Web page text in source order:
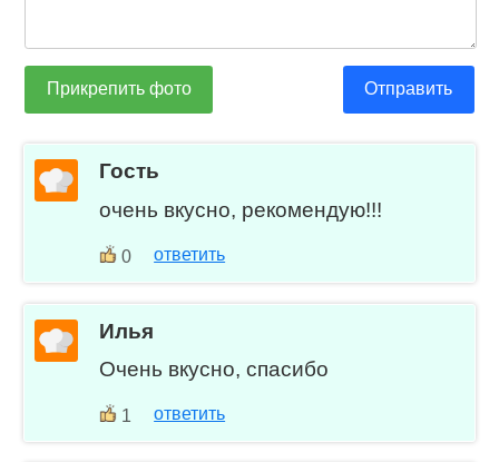
Прикрепить фото Отправить
Гость
очень вкусно, рекомендую!!!
0 ответить
Илья
Очень вкусно, спасибо
1 ответить